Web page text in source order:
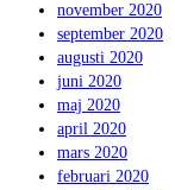
november 2020
september 2020
augusti 2020
juni 2020
maj 2020
april 2020
mars 2020
februari 2020